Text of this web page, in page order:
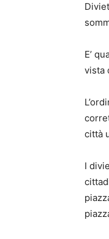
E’
vista
città
I